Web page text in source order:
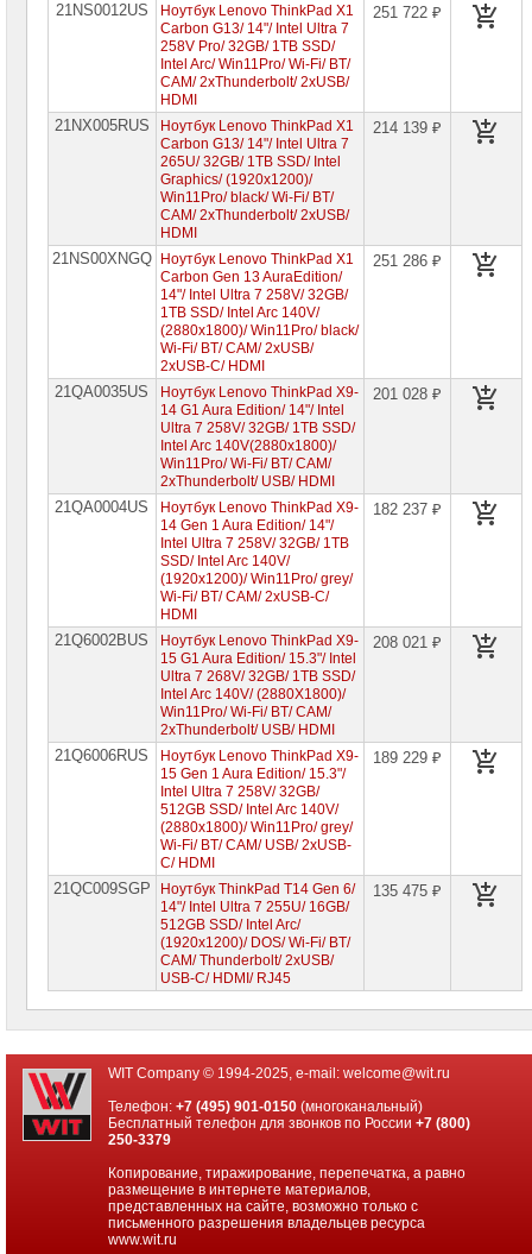
21NS0012US
Ноутбук Lenovo ThinkPad X1
Carbon G13/ 14"/ Intel Ultra 7
258V Pro/ 32GB/ 1TB SSD/
Intel Arc/ Win11Pro/ Wi-Fi/ BT/
CAM/ 2xThunderbolt/ 2xUSB/
HDMI
251 722 ₽
21NX005RUS
Ноутбук Lenovo ThinkPad X1
Carbon G13/ 14"/ Intel Ultra 7
265U/ 32GB/ 1TB SSD/ Intel
Graphics/ (1920x1200)/
Win11Pro/ black/ Wi-Fi/ BT/
CAM/ 2xThunderbolt/ 2xUSB/
HDMI
214 139 ₽
21NS00XNGQ
Ноутбук Lenovo ThinkPad X1
Carbon Gen 13 AuraEdition/
14"/ Intel Ultra 7 258V/ 32GB/
1TB SSD/ Intel Arc 140V/
(2880x1800)/ Win11Pro/ black/
Wi-Fi/ BT/ CAM/ 2xUSB/
2xUSB-C/ HDMI
251 286 ₽
21QA0035US
Ноутбук Lenovo ThinkPad X9-
14 G1 Aura Edition/ 14"/ Intel
Ultra 7 258V/ 32GB/ 1TB SSD/
Intel Arc 140V(2880x1800)/
Win11Pro/ Wi-Fi/ BT/ CAM/
2xThunderbolt/ USB/ HDMI
201 028 ₽
21QA0004US
Ноутбук Lenovo ThinkPad X9-
14 Gen 1 Aura Edition/ 14"/
Intel Ultra 7 258V/ 32GB/ 1TB
SSD/ Intel Arc 140V/
(1920x1200)/ Win11Pro/ grey/
Wi-Fi/ BT/ CAM/ 2xUSB-C/
HDMI
182 237 ₽
21Q6002BUS
Ноутбук Lenovo ThinkPad X9-
15 G1 Aura Edition/ 15.3"/ Intel
Ultra 7 268V/ 32GB/ 1TB SSD/
Intel Arc 140V/ (2880X1800)/
Win11Pro/ Wi-Fi/ BT/ CAM/
2xThunderbolt/ USB/ HDMI
208 021 ₽
21Q6006RUS
Ноутбук Lenovo ThinkPad X9-
15 Gen 1 Aura Edition/ 15.3"/
Intel Ultra 7 258V/ 32GB/
512GB SSD/ Intel Arc 140V/
(2880x1800)/ Win11Pro/ grey/
Wi-Fi/ BT/ CAM/ USB/ 2xUSB-
C/ HDMI
189 229 ₽
21QC009SGP
Ноутбук ThinkPad T14 Gen 6/
14"/ Intel Ultra 7 255U/ 16GB/
512GB SSD/ Intel Arc/
(1920x1200)/ DOS/ Wi-Fi/ BT/
CAM/ Thunderbolt/ 2xUSB/
USB-C/ HDMI/ RJ45
135 475 ₽
WIT Company © 1994-2025, e-mail: welcome@wit.ru
Телефон:+7 (495) 901-0150 (многоканальный)
Бесплатный телефон для звонков по России+7 (800)
250-3379
Копирование, тиражирование, перепечатка, а равно
размещение в интернете материалов,
представленных на сайте, возможно только с
письменного разрешения владельцев ресурса
www.wit.ru